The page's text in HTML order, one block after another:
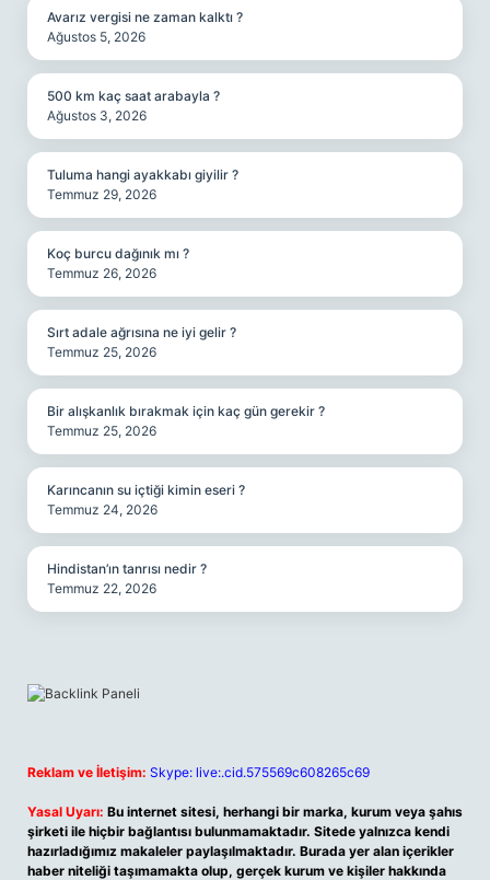
Avarız vergisi ne zaman kalktı ?
Ağustos 5, 2026
500 km kaç saat arabayla ?
Ağustos 3, 2026
Tuluma hangi ayakkabı giyilir ?
Temmuz 29, 2026
Koç burcu dağınık mı ?
Temmuz 26, 2026
Sırt adale ağrısına ne iyi gelir ?
Temmuz 25, 2026
Bir alışkanlık bırakmak için kaç gün gerekir ?
Temmuz 25, 2026
Karıncanın su içtiği kimin eseri ?
Temmuz 24, 2026
Hindistan’ın tanrısı nedir ?
Temmuz 22, 2026
Reklam ve İletişim: Skype: live:.cid.575569c608265c69
Yasal Uyarı: Bu internet sitesi, herhangi bir marka, kurum veya şahıs
şirketi ile hiçbir bağlantısı bulunmamaktadır. Sitede yalnızca kendi
hazırladığımız makaleler paylaşılmaktadır. Burada yer alan içerikler
haber niteliği taşımamakta olup, gerçek kurum ve kişiler hakkında